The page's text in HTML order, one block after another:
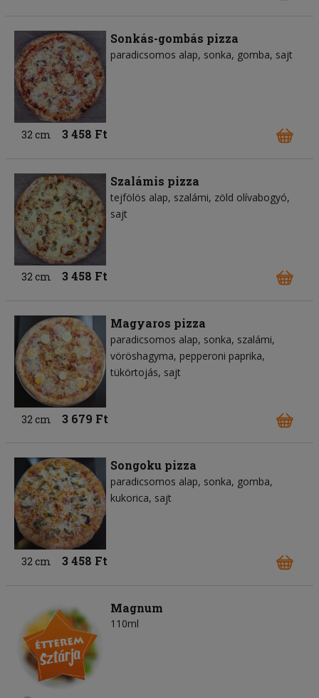
Sonkás-gombás pizza
paradicsomos alap sonka gomba sajt
32 cm 3 458 Ft
Szalámis pizza
tejfölös alap szalámi zöld olívabogyó
sajt
32 cm 3 458 Ft
Magyaros pizza
paradicsomos alap sonka szalámi
vöröshagyma pepperoni paprika
tükörtojás sajt
32 cm 3 679 Ft
Songoku pizza
paradicsomos alap sonka gomba
kukorica sajt
32 cm 3 458 Ft
Magnum
110ml